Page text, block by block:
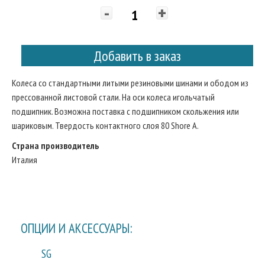
- +
Добавить в заказ
Колеса со стандартными литыми резиновыми шинами и ободом из
прессованной листовой стали. На оси колеса игольчатый
подшипник. Возможна поставка с подшипником скольжения или
шариковым. Твердость контактного слоя 80 Shore A.
Страна производитель
Италия
ОПЦИИ И АКСЕССУАРЫ:
SG